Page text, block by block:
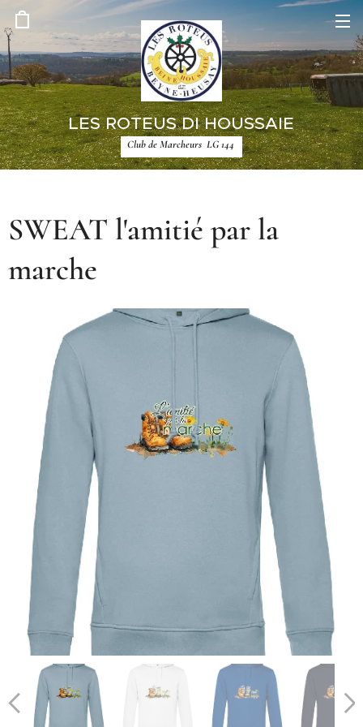
LES ROTEUS DI HOUSSAIE
Club de Marcheurs LG 144
SWEAT l'amitié par la
marche